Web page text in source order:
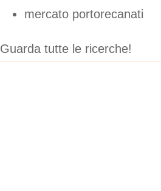
mercato portorecanati
Guarda tutte le ricerche!